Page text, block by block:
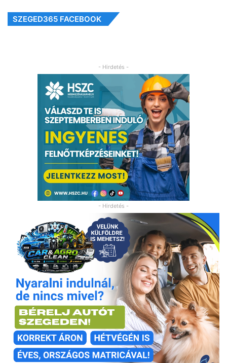
SZEGED365 FACEBOOK
- Hirdetés -
- Hirdetés -